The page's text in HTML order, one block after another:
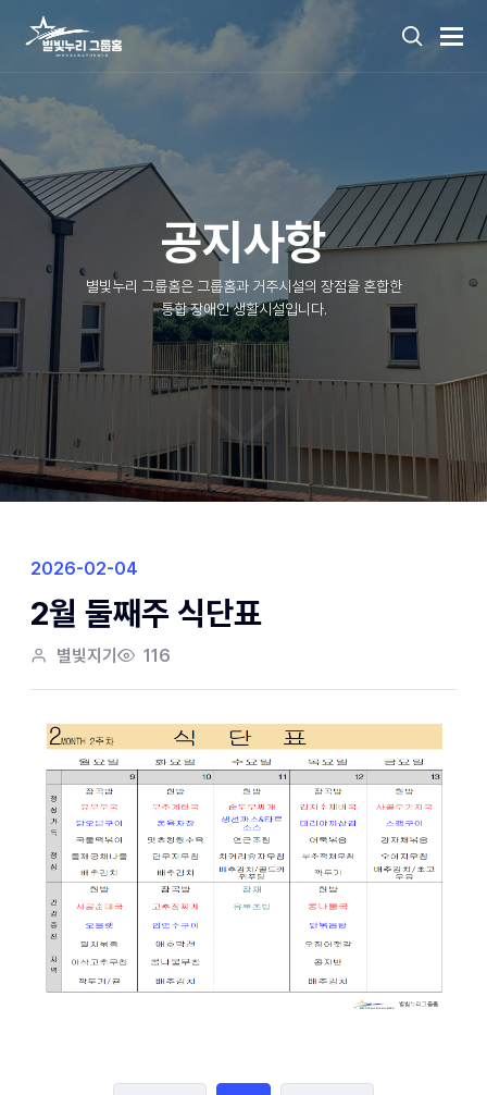
공지사항
별빛누리 그룹홈은 그룹홈과 거주시설의 장점을 혼합한
통합 장애인 생활시설입니다.
2026-02-04
2월 둘째주 식단표
별빛지기 116